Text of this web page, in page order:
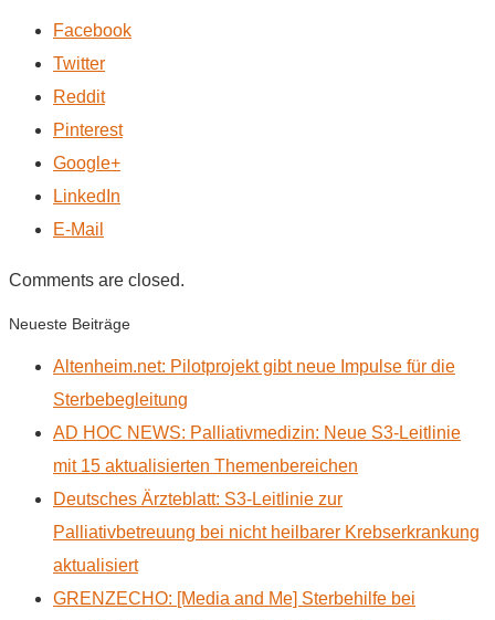
Facebook
Twitter
Reddit
Pinterest
Google+
LinkedIn
E-Mail
Comments are closed.
Neueste Beiträge
Altenheim.net: Pilotprojekt gibt neue Impulse für die
Sterbebegleitung
AD HOC NEWS: Palliativmedizin: Neue S3-Leitlinie
mit 15 aktualisierten Themenbereichen
Deutsches Ärzteblatt: S3-Leitlinie zur
Palliativbetreuung bei nicht heilbarer Krebserkrankung
aktualisiert
GRENZECHO: [Media and Me] Sterbehilfe bei